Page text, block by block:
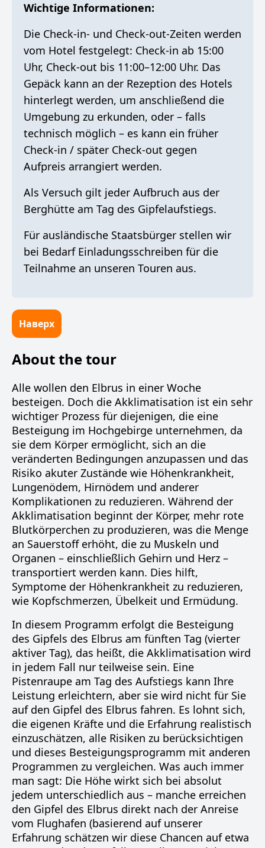
Wichtige Informationen:
Die Check-in- und Check-out-Zeiten werden
vom Hotel festgelegt: Check-in ab 15:00
Uhr, Check-out bis 11:00–12:00 Uhr. Das
Gepäck kann an der Rezeption des Hotels
hinterlegt werden, um anschließend die
Umgebung zu erkunden, oder – falls
technisch möglich – es kann ein früher
Check-in / später Check-out gegen
Aufpreis arrangiert werden.
Als Versuch gilt jeder Aufbruch aus der
Berghütte am Tag des Gipfelaufstiegs.
Für ausländische Staatsbürger stellen wir
bei Bedarf Einladungsschreiben für die
Teilnahme an unseren Touren aus.
Наверх
About the tour
Alle wollen den Elbrus in einer Woche
besteigen. Doch die Akklimatisation ist ein sehr
wichtiger Prozess für diejenigen, die eine
Besteigung im Hochgebirge unternehmen, da
sie dem Körper ermöglicht, sich an die
veränderten Bedingungen anzupassen und das
Risiko akuter Zustände wie Höhenkrankheit,
Lungenödem, Hirnödem und anderer
Komplikationen zu reduzieren. Während der
Akklimatisation beginnt der Körper, mehr rote
Blutkörperchen zu produzieren, was die Menge
an Sauerstoff erhöht, die zu Muskeln und
Organen – einschließlich Gehirn und Herz –
transportiert werden kann. Dies hilft,
Symptome der Höhenkrankheit zu reduzieren,
wie Kopfschmerzen, Übelkeit und Ermüdung.
In diesem Programm erfolgt die Besteigung
des Gipfels des Elbrus am fünften Tag (vierter
aktiver Tag), das heißt, die Akklimatisation wird
in jedem Fall nur teilweise sein. Eine
Pistenraupe am Tag des Aufstiegs kann Ihre
Leistung erleichtern, aber sie wird nicht für Sie
auf den Gipfel des Elbrus fahren. Es lohnt sich,
die eigenen Kräfte und die Erfahrung realistisch
einzuschätzen, alle Risiken zu berücksichtigen
und dieses Besteigungsprogramm mit anderen
Programmen zu vergleichen. Was auch immer
man sagt: Die Höhe wirkt sich bei absolut
jedem unterschiedlich aus – manche erreichen
den Gipfel des Elbrus direkt nach der Anreise
vom Flughafen (basierend auf unserer
Erfahrung schätzen wir diese Chancen auf etwa